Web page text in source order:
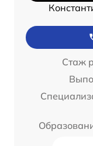
Стаж